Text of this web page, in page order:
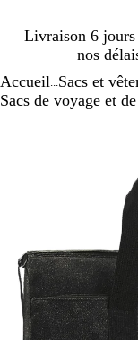
Livraison 6
nos
Diapositive
1
Accueil Sacs et
Sacs de voyage et